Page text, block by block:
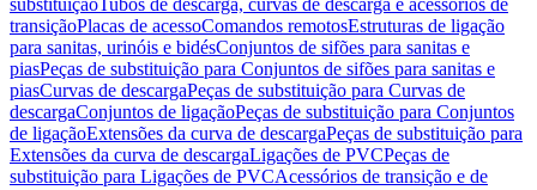
substituiçãoTubos de descarga, curvas de descarga e acessórios de
transiçãoPlacas de acessoComandos remotosEstruturas de ligação
para sanitas, urinóis e bidésConjuntos de sifões para sanitas e
piasPeças de substituição para Conjuntos de sifões para sanitas e
piasCurvas de descargaPeças de substituição para Curvas de
descargaConjuntos de ligaçãoPeças de substituição para Conjuntos
de ligaçãoExtensões da curva de descargaPeças de substituição para
Extensões da curva de descargaLigações de PVCPeças de
substituição para Ligações de PVCAcessórios de transição e de